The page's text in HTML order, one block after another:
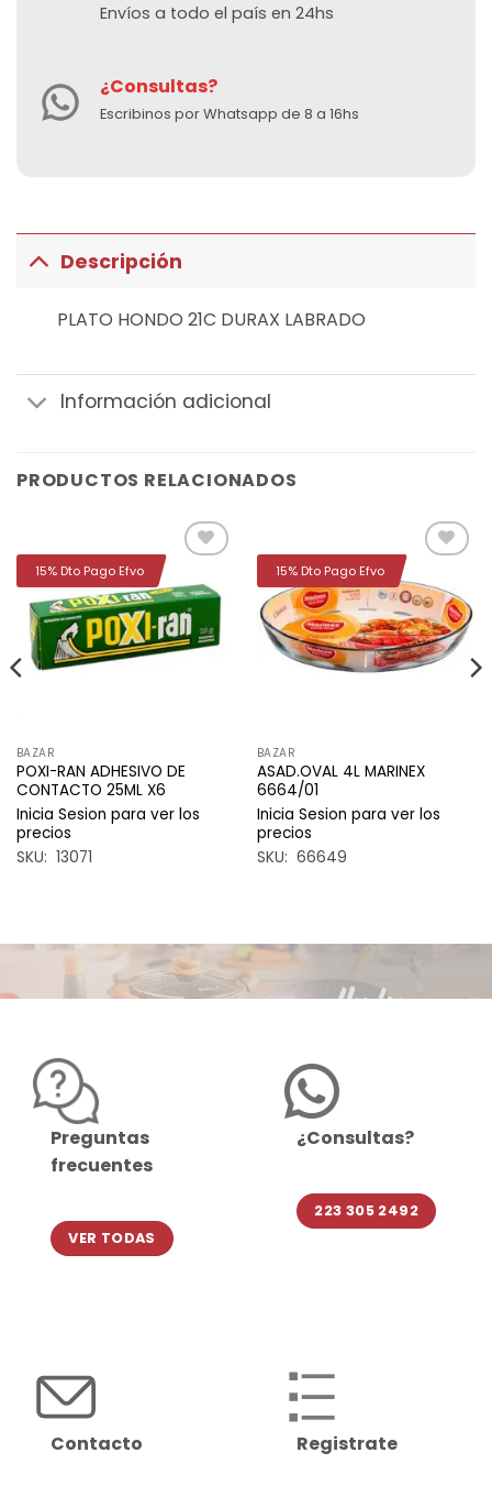
Envíos a todo el país en 24hs
¿Consultas?
Escribinos por Whatsapp de 8 a 16hs
Descripción
PLATO HONDO 21C DURAX LABRADO
Información adicional
PRODUCTOS RELACIONADOS
a la
lista de
deseos
BAZAR
POXI-RAN ADHESIVO DE
CONTACTO 25ML X6
Inicia Sesion para ver los
precios
SKU: 13071
15% Dto Pago Efvo
a la
lista de
deseos
BAZAR
ASAD.OVAL 4L MARINEX
6664/01
Inicia Sesion para ver los
precios
SKU: 66649
15% Dto Pago Efvo
Preguntas
frecuentes
VER TODAS
¿Consultas?
223 305 2492
Contacto Registrate